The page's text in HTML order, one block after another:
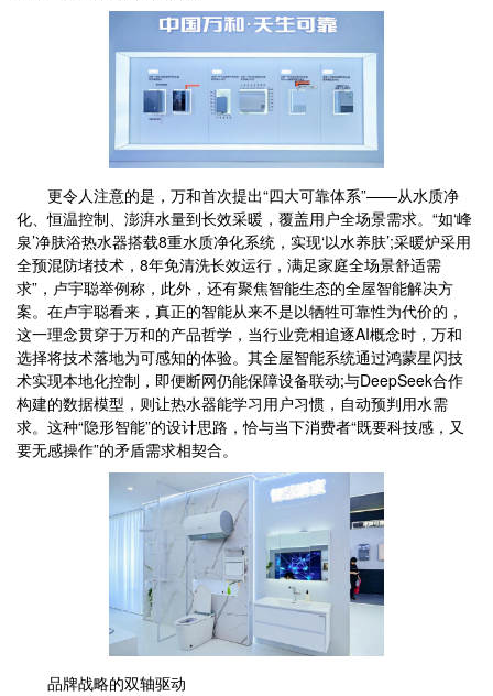
更令人注意的是，万和首次提出“四大可靠体系”——从水质净
化、恒温控制、澎湃水量到长效采暖，覆盖用户全场景需求。“如‘峰
泉’净肤浴热水器搭载8重水质净化系统，实现‘以水养肤’;采暖炉采用
全预混防堵技术，8年免清洗长效运行，满足家庭全场景舒适需
求”，卢宇聪举例称，此外，还有聚焦智能生态的全屋智能解决方
案。在卢宇聪看来，真正的智能从来不是以牺牲可靠性为代价的，
这一理念贯穿于万和的产品哲学，当行业竞相追逐AI概念时，万和
选择将技术落地为可感知的体验。其全屋智能系统通过鸿蒙星闪技
术实现本地化控制，即便断网仍能保障设备联动;与DeepSeek合作
构建的数据模型，则让热水器能学习用户习惯，自动预判用水需
求。这种“隐形智能”的设计思路，恰与当下消费者“既要科技感，又
要无感操作”的矛盾需求相契合。
品牌战略的双轴驱动